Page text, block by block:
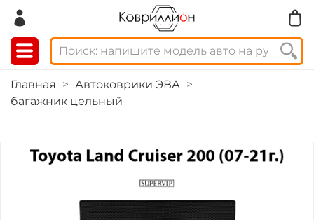
Главная
Автоковрики ЭВА
багажник цельный